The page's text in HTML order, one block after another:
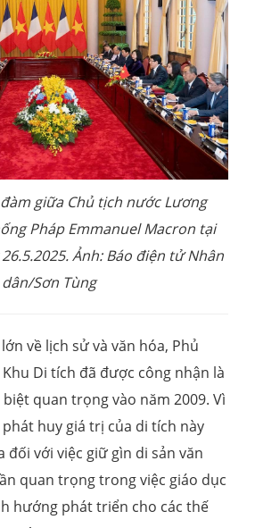
giữa Chủ tịch nước Lương
Pháp Emmanuel Macron tại
5.2025. Ảnh: Báo điện tử Nhân
dân/Sơn Tùng
về lịch sử và văn hóa, Phủ
Di tích đã được công nhận là
quan trọng vào năm 2009. Vì
huy giá trị của di tích này
đối với việc giữ gìn di sản văn
quan trọng trong việc giáo dục
hướng phát triển cho các thế